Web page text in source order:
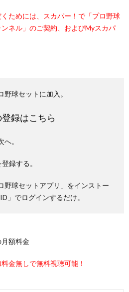
ためには、スカパー！で「プロ野球
ネル」のご契約、およびMyスカパ
球セットに加入。
録はこちら
。
録する。
球セットアプリ」をインストー
」でログインするだけ。
額料金
金無しで無料視聴可能！